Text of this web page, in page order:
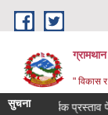
Skip to main content
" विकास
सुचना
तथा आर्थिक प्रस्ताव पेश